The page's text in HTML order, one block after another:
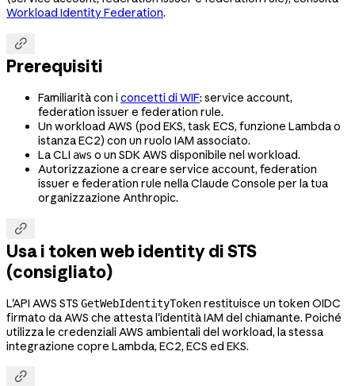
Workload Identity Federation.

Prerequisiti
Familiarità con i concetti di WIF: service account,
federation issuer e federation rule.
Un workload AWS (pod EKS, task ECS, funzione Lambda o
istanza EC2) con un ruolo IAM associato.
La CLI aws o un SDK AWS disponibile nel workload.
Autorizzazione a creare service account, federation
issuer e federation rule nella Claude Console per la tua
organizzazione Anthropic.

Usa i token web identity di STS
(consigliato)
L'API AWS STS GetWebIdentityTokenrestituisce un token OIDC
firmato da AWS che attesta l'identità IAM del chiamante. Poiché
utilizza le credenziali AWS ambientali del workload, la stessa
integrazione copre Lambda, EC2, ECS ed EKS.
